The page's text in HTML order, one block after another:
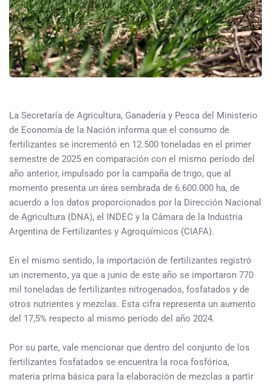
La Secretaría de Agricultura, Ganadería y Pesca del Ministerio
de Economía de la Nación informa que el consumo de
fertilizantes se incrementó en 12.500 toneladas en el primer
semestre de 2025 en comparación con el mismo período del
año anterior, impulsado por la campaña de trigo, que al
momento presenta un área sembrada de 6.600.000 ha, de
acuerdo a los datos proporcionados por la Dirección Nacional
de Agricultura (DNA), el INDEC y la Cámara de la Industria
Argentina de Fertilizantes y Agroquímicos (CIAFA).
En el mismo sentido, la importación de fertilizantes registró
un incremento, ya que a junio de este año se importaron 770
mil toneladas de fertilizantes nitrogenados, fosfatados y de
otros nutrientes y mezclas. Esta cifra representa un aumento
del 17,5% respecto al mismo período del año 2024.
Por su parte, vale mencionar que dentro del conjunto de los
fertilizantes fosfatados se encuentra la roca fosfórica,
materia prima básica para la elaboración de mezclas a partir